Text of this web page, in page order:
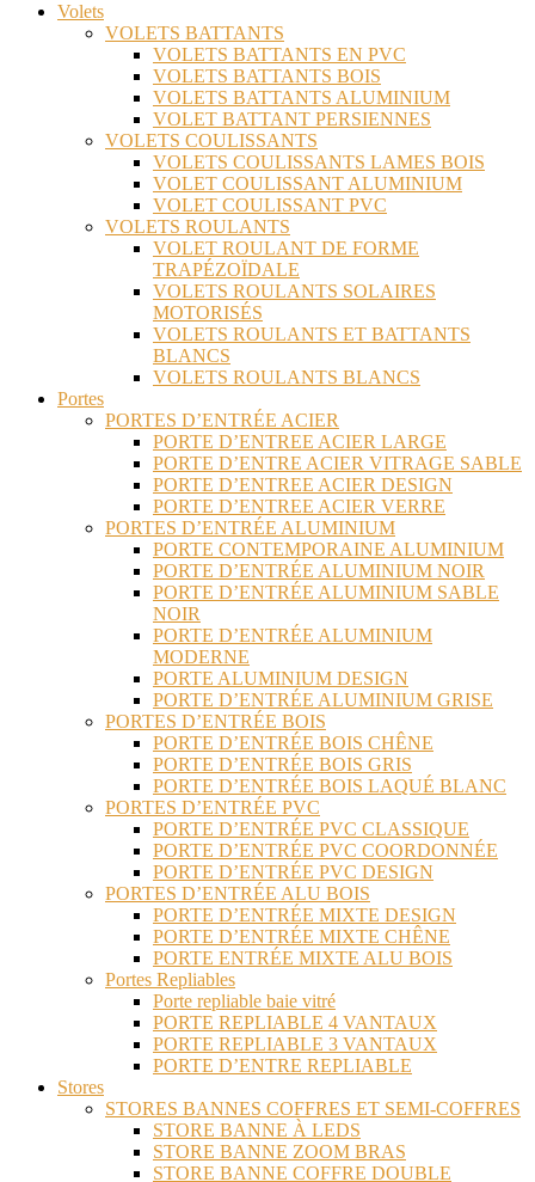
Volets
VOLETS BATTANTS
VOLETS BATTANTS EN PVC
VOLETS BATTANTS BOIS
VOLETS BATTANTS ALUMINIUM
VOLET BATTANT PERSIENNES
VOLETS COULISSANTS
VOLETS COULISSANTS LAMES BOIS
VOLET COULISSANT ALUMINIUM
VOLET COULISSANT PVC
VOLETS ROULANTS
VOLET ROULANT DE FORME
TRAPÉZOÏDALE
VOLETS ROULANTS SOLAIRES
MOTORISÉS
VOLETS ROULANTS ET BATTANTS
BLANCS
VOLETS ROULANTS BLANCS
Portes
PORTES D’ENTRÉE ACIER
PORTE D’ENTREE ACIER LARGE
PORTE D’ENTRE ACIER VITRAGE SABLE
PORTE D’ENTREE ACIER DESIGN
PORTE D’ENTREE ACIER VERRE
PORTES D’ENTRÉE ALUMINIUM
PORTE CONTEMPORAINE ALUMINIUM
PORTE D’ENTRÉE ALUMINIUM NOIR
PORTE D’ENTRÉE ALUMINIUM SABLE
NOIR
PORTE D’ENTRÉE ALUMINIUM
MODERNE
PORTE ALUMINIUM DESIGN
PORTE D’ENTRÉE ALUMINIUM GRISE
PORTES D’ENTRÉE BOIS
PORTE D’ENTRÉE BOIS CHÊNE
PORTE D’ENTRÉE BOIS GRIS
PORTE D’ENTRÉE BOIS LAQUÉ BLANC
PORTES D’ENTRÉE PVC
PORTE D’ENTRÉE PVC CLASSIQUE
PORTE D’ENTRÉE PVC COORDONNÉE
PORTE D’ENTRÉE PVC DESIGN
PORTES D’ENTRÉE ALU BOIS
PORTE D’ENTRÉE MIXTE DESIGN
PORTE D’ENTRÉE MIXTE CHÊNE
PORTE ENTRÉE MIXTE ALU BOIS
Portes Repliables
Porte repliable baie vitré
PORTE REPLIABLE 4 VANTAUX
PORTE REPLIABLE 3 VANTAUX
PORTE D’ENTRE REPLIABLE
Stores
STORES BANNES COFFRES ET SEMI-COFFRES
STORE BANNE À LEDS
STORE BANNE ZOOM BRAS
STORE BANNE COFFRE DOUBLE